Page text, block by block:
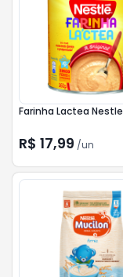
Farinha Lactea
R$ 17,99 /un